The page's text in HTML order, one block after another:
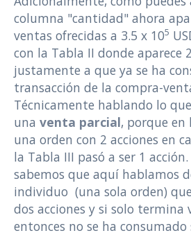
columna "cantidad" ahora
ventas ofrecidas a 3.5 x 105
con la Tabla II donde aparece
justamente a que ya se ha
transacción de la compra-
Técnicamente hablando lo
una venta parcial, porque en
una orden con 2 acciones en
la Tabla III pasó a ser 1
sabemos que aquí hablamos
individuo (una sola orden)
dos acciones y si solo termina
entonces no se ha